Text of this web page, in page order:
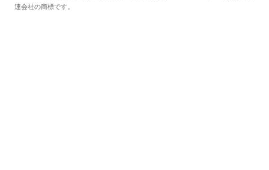
連会社の商標です。